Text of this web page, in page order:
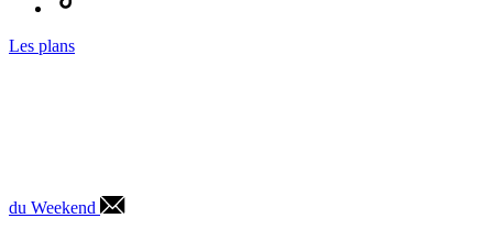
Les plans
du Weekend